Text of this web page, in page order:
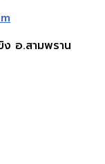
อ.สามพราน